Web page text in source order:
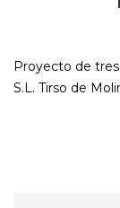
Proyecto de
S.L. Tirso de